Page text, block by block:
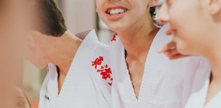
FAMÍLIA